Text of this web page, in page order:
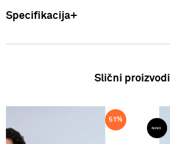
Specifikacija
Slični proizvodi
51%